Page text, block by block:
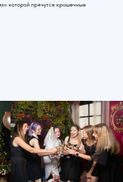
которой прячутся крошечные